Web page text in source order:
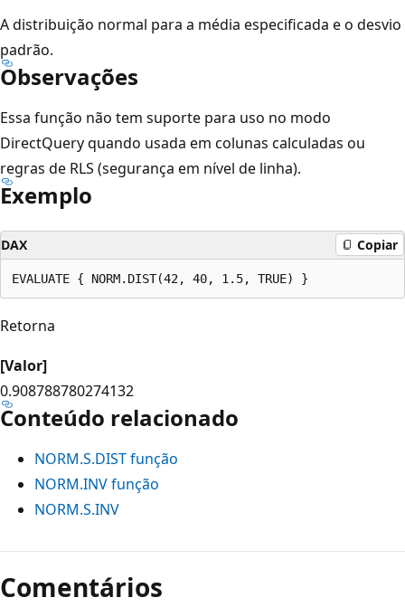
A distribuição normal para a média especificada e o desvio
padrão.
Observações
Essa função não tem suporte para uso no modo
DirectQuery quando usada em colunas calculadas ou
regras de RLS (segurança em nível de linha).
Exemplo
DAX Copiar
Retorna
[Valor]
0.908788780274132
Conteúdo relacionado
NORM.S.DIST função
NORM.INV função
NORM.S.INV
Modo
de
leitura
Comentários